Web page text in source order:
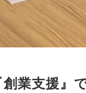
創業支援』